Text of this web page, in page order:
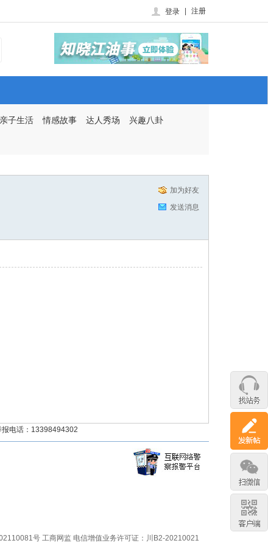
登录 注册
亲子生活 情感故事 达人秀场 兴趣八卦
加为好友
发送消息
报电话：13398494302
号 工商网监 电信增值业务许可证：川B2-20210021